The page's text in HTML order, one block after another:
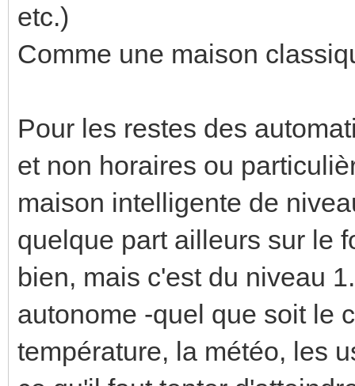
etc.)
Comme une maison
Pour les restes des
et non horaires ou
maison intelligente de
quelque part ailleurs sur le
bien, mais c'est du niveau
autonome -quel que soit le
température, la météo, les